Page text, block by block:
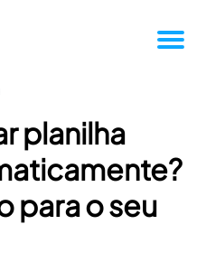
da Pluga
sucesso
planilha
para o seu